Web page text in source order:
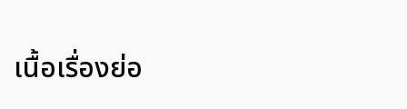
เนื้อเรื่องย่อ